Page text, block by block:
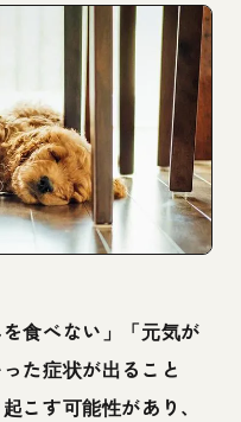
食べない」「元気が
た症状が出ること
こす可能性があり、